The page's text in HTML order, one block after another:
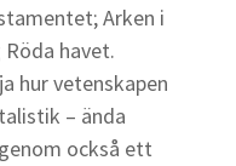
Arken i
havet.
hur vetenskapen
– ända
också ett